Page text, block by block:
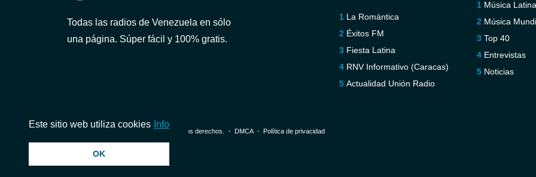
Todas las radios de Venezuela en sólo
una página. Súper fácil y 100% gratis.
La Romántica
Éxitos FM
Fiesta Latina
RNV Informativo (Caracas)
Actualidad Unión Radio
Música Latina
Música
Top 40
Entrevistas
Noticias
© 2026 InstantAudio. Reservados todos los derechos. ・ DMCA・ Política de privacidad
Este sitio web utiliza cookies Info
OK